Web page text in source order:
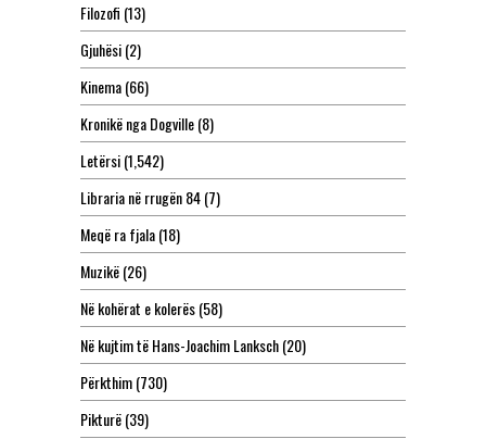
Filozofi (13)
Gjuhësi(2)
Kinema(66)
Kronikë nga Dogville(8)
Letërsi(1,542)
Libraria në rrugën 84(7)
Meqë ra fjala(18)
Muzikë(26)
Në kohërat e kolerës(58)
Në kujtim të Hans-Joachim Lanksch(20)
Përkthim(730)
Pikturë(39)